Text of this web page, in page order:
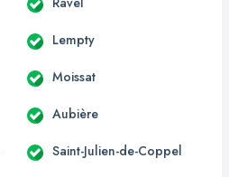
Lempty
Moissat
Aubière
Saint-Julien-de-Coppel